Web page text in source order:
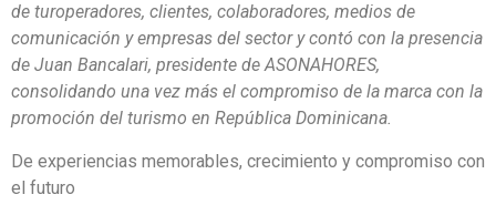
de turoperadores, clientes, colaboradores, medios de
comunicación y empresas del sector y contó con la presencia
de Juan Bancalari, presidente de ASONAHORES,
consolidando una vez más el compromiso de la marca con la
promoción del turismo en República Dominicana.
De experiencias memorables, crecimiento y compromiso con
el futuro